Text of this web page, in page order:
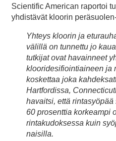
Scientific American raportoi
yhdistävät kloorin
Yhteys kloorin ja
välillä on tunnettu jo
tutkijat ovat havainneet
klooridesifiointiaineen ja
koskettaa joka
Hartfordissa,
havaitsi, että
60 prosenttia korkeampi
rintakudoksessa kuin
naisilla.